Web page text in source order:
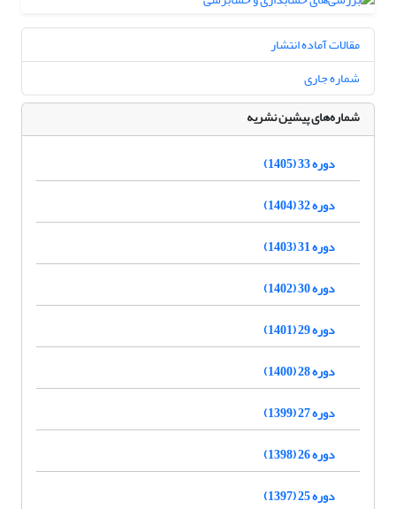
مقالات آماده انتشار
شماره جاری
شماره‌های پیشین نشریه
دوره 33 (1405)
دوره 32 (1404)
دوره 31 (1403)
دوره 30 (1402)
دوره 29 (1401)
دوره 28 (1400)
دوره 27 (1399)
دوره 26 (1398)
دوره 25 (1397)